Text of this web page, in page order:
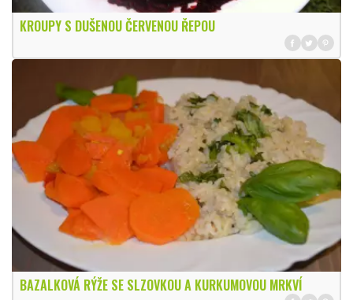
KROUPY S DUŠENOU ČERVENOU ŘEPOU
BAZALKOVÁ RÝŽE SE SLZOVKOU A KURKUMOVOU MRKVÍ